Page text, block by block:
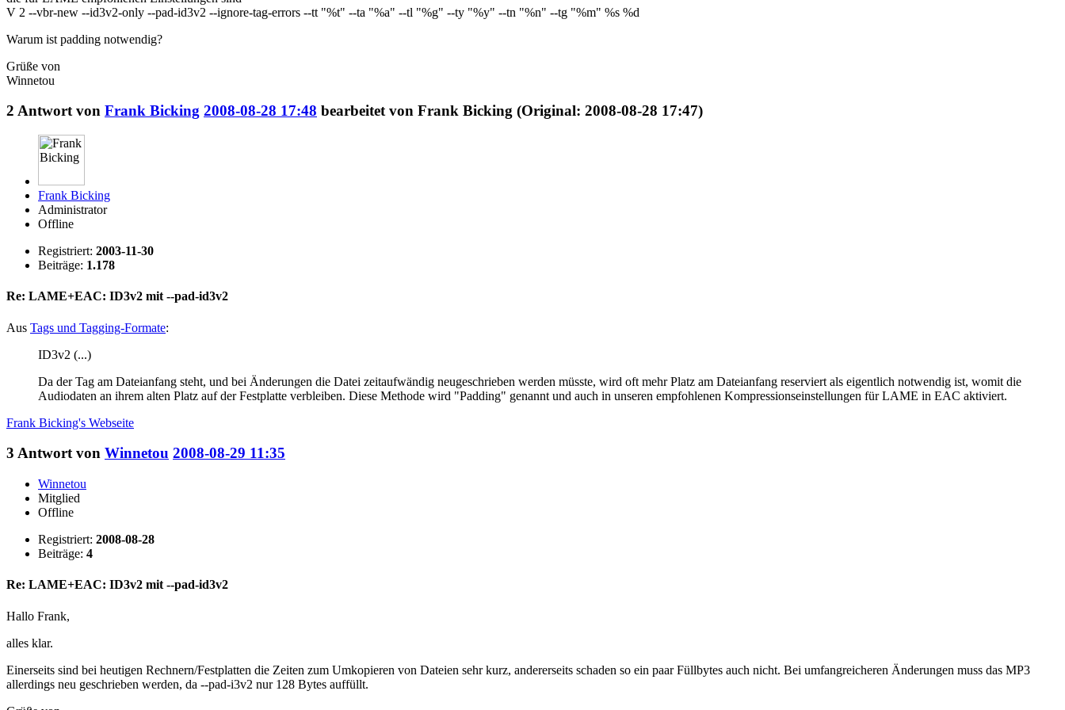
V 2 --vbr-new --id3v2-only --pad-id3v2 --ignore-tag-errors --tt "%t" --ta "%a" --tl "%g" --ty "%y" --tn "%n" --tg "%m" %s %d
Warum ist padding notwendig?
Grüße von
Winnetou
2 Antwort von Frank Bicking 2008-08-28 17:48 bearbeitet von Frank Bicking (Original: 2008-08-28 17:47)
Frank Bicking
Administrator
Offline
Registriert: 2003-11-30
Beiträge: 1.178
Re: LAME+EAC: ID3v2 mit --pad-id3v2
Aus Tags und Tagging-Formate:
ID3v2 (...)
Da der Tag am Dateianfang steht, und bei Änderungen die Datei zeitaufwändig neugeschrieben werden müsste, wird oft mehr Platz am Dateianfang reserviert als eigentlich notwendig ist, womit die
Audiodaten an ihrem alten Platz auf der Festplatte verbleiben. Diese Methode wird "Padding" genannt und auch in unseren empfohlenen Kompressionseinstellungen für LAME in EAC aktiviert.
Frank Bicking's Webseite
3 Antwort von Winnetou 2008-08-29 11:35
Winnetou
Mitglied
Offline
Registriert: 2008-08-28
Beiträge: 4
Re: LAME+EAC: ID3v2 mit --pad-id3v2
Hallo Frank,
alles klar.
Einerseits sind bei heutigen Rechnern/Festplatten die Zeiten zum Umkopieren von Dateien sehr kurz, andererseits schaden so ein paar Füllbytes auch nicht. Bei umfangreicheren Änderungen muss das MP3
allerdings neu geschrieben werden, da --pad-i3v2 nur 128 Bytes auffüllt.